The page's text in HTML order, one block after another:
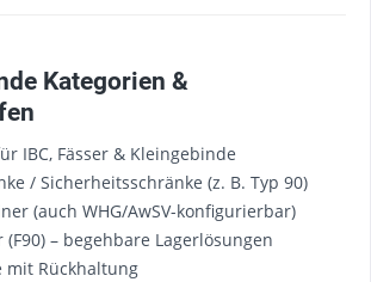
Kategorien &
IBC, Fässer & Kleingebinde
/ Sicherheitsschränke (z. B. Typ 90)
(auch WHG/AwSV-konfigurierbar)
– begehbare Lagerlösungen
mit Rückhaltung